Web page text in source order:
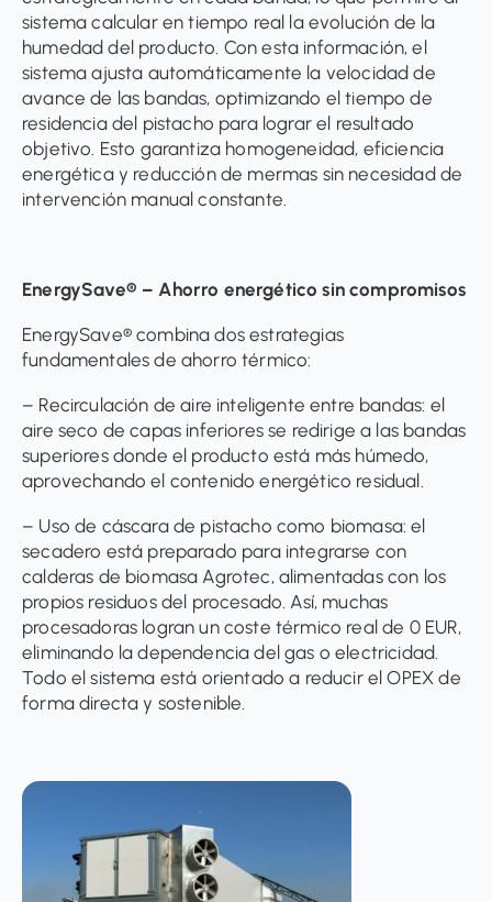
sistema calcular en tiempo real la evolución de la
humedad del producto. Con esta información, el
sistema ajusta automáticamente la velocidad de
avance de las bandas, optimizando el tiempo de
residencia del pistacho para lograr el resultado
objetivo. Esto garantiza homogeneidad, eficiencia
energética y reducción de mermas sin necesidad de
intervención manual constante.
EnergySave® – Ahorro energético sin compromisos
EnergySave® combina dos estrategias
fundamentales de ahorro térmico:
– Recirculación de aire inteligente entre bandas: el
aire seco de capas inferiores se redirige a las bandas
superiores donde el producto está más húmedo,
aprovechando el contenido energético residual.
– Uso de cáscara de pistacho como biomasa: el
secadero está preparado para integrarse con
calderas de biomasa Agrotec, alimentadas con los
propios residuos del procesado. Así, muchas
procesadoras logran un coste térmico real de 0 EUR,
eliminando la dependencia del gas o electricidad.
Todo el sistema está orientado a reducir el OPEX de
forma directa y sostenible.